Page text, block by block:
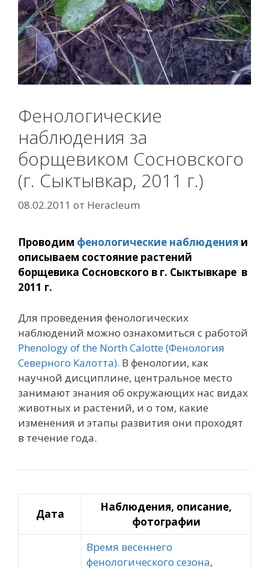
Фенологические
наблюдения за
борщевиком Сосновского
(г. Сыктывкар, 2011 г.)
08.02.2011 от Heracleum
Проводим фенологические наблюдения и
описываем состояние растений
борщевика Сосновского в г. Сыктывкаре в
2011 г.
Для проведения фенологических
наблюдений можно ознакомиться с работой
Phenology of the North Calotte (Фенология
Северного Калотта). В фенологии, как
научной дисциплине, центральное место
занимают знания об окружающих нас видах
животных и растений, и о том, какие
изменения и этапы развития они проходят
в течение года.
Дата
Наблюдения, описание,
фотографии
Время весеннего
фенологического сезона,